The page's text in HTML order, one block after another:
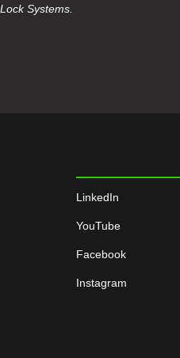
Systems.
LinkedIn
YouTube
Facebook
Instagram